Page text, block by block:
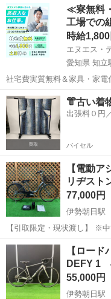
り畳めば車載もしやすい ・...
伊勢朝
≪寮無料
工場での
時給1,800
エヌエス・
愛知県 知立
社宅費実質無料＆家具・家
塗装・検査】未経験でも時給1,800円 車体のプレス
け・塗装・検査 車体のプレ
工程に分かれて作業を担当し
愛知 刈谷市 知立駅
👘古い着
出張料０円
バイセル
【電動
77,000円
伊勢朝日駅
【引取限定・現状渡し】 ※中古バッテリーは寿命不明の為保証対象外
です メーカー：BRIDGESTONE ブリヂストン モデル名：アシスタU
三重 三重郡 伊勢朝
【ロー
DEFY 1
55,000円
伊勢朝日駅